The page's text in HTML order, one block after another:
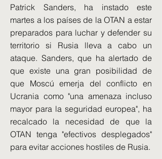
Patrick Sanders, ha instado este
martes a los países de la OTAN a estar
preparados para luchar y defender su
territorio si Rusia lleva a cabo un
ataque. Sanders, que ha alertado de
que existe una gran posibilidad de
que Moscú emerja del conflicto en
Ucrania como "una amenaza incluso
mayor para la seguridad europea", ha
recalcado la necesidad de que la
OTAN tenga "efectivos desplegados"
para evitar acciones hostiles de Rusia.